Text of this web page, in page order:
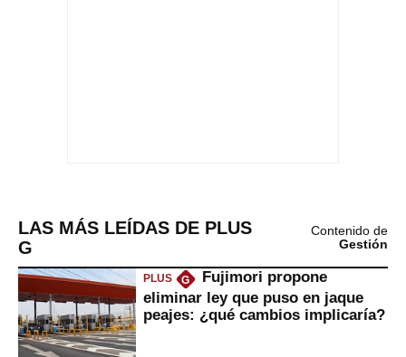
LAS MÁS LEÍDAS DE PLUS
G
Contenido de
Gestión
PLUS G
Fujimori propone
eliminar ley que puso en jaque
peajes: ¿qué cambios implicaría?